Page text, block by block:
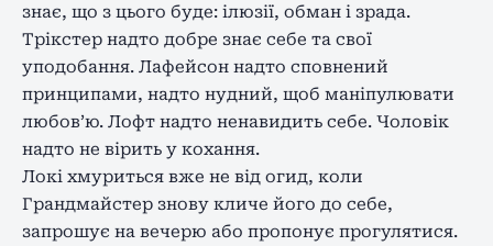
знає, що з цього буде: ілюзії, обман і зрада.
Трікстер надто добре знає себе та свої
уподобання. Лафейсон надто сповнений
принципами, надто нудний, щоб маніпулювати
любов’ю. Лофт надто ненавидить себе. Чоловік
надто не вірить у кохання.
Локі хмуриться вже не від огид, коли
Грандмайстер знову кличе його до себе,
запрошує на вечерю або пропонує прогулятися.